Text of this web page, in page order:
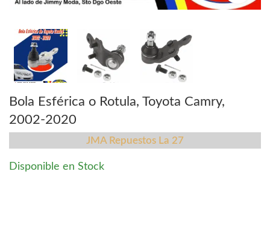
Bola Esférica o Rotula, Toyota Camry,
2002-2020
JMA Repuestos La 27
Disponible en Stock